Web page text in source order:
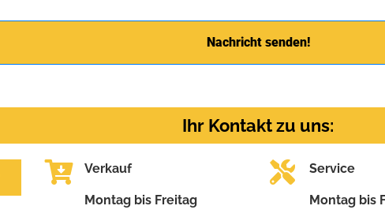
Nachricht senden!
Ihr Kontakt zu uns:
Verkauf
Montag bis Freitag
Service
Montag bis